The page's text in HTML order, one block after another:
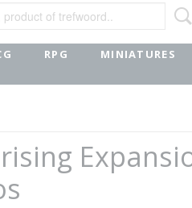
RPG MINIATURES